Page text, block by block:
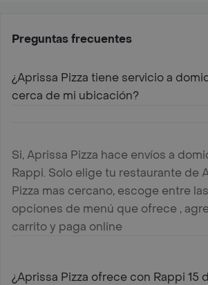
Preguntas frecuentes
¿Aprissa Pizza tiene servicio a
cerca de mi ubicación?
Si, Aprissa Pizza hace envíos a
Rappi. Solo elige tu restaurante de
Pizza mas cercano, escoge entre
opciones de menú que ofrece ,
carrito y paga online
¿Aprissa Pizza ofrece con Rappi 15